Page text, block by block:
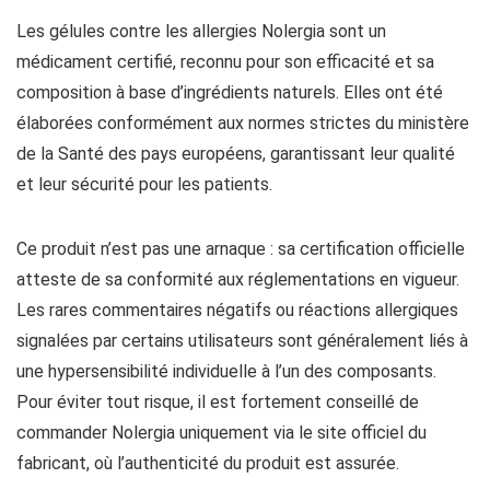
Les gélules contre les allergies Nolergia sont un
médicament certifié, reconnu pour son efficacité et sa
composition à base d’ingrédients naturels. Elles ont été
élaborées conformément aux normes strictes du ministère
de la Santé des pays européens, garantissant leur qualité
et leur sécurité pour les patients.
Ce produit n’est pas une arnaque : sa certification officielle
atteste de sa conformité aux réglementations en vigueur.
Les rares commentaires négatifs ou réactions allergiques
signalées par certains utilisateurs sont généralement liés à
une hypersensibilité individuelle à l’un des composants.
Pour éviter tout risque, il est fortement conseillé de
commander Nolergia uniquement via le site officiel du
fabricant, où l’authenticité du produit est assurée.